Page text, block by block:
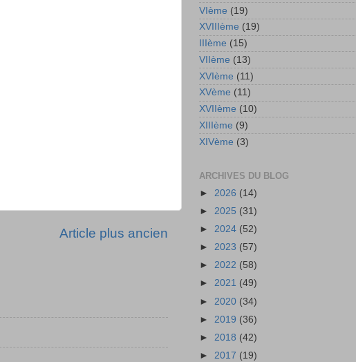
Article plus ancien
VIème (19)
XVIIIème (19)
IIIème (15)
VIIème (13)
XVIème (11)
XVème (11)
XVIIème (10)
XIIIème (9)
XIVème (3)
ARCHIVES DU BLOG
► 2026 (14)
► 2025 (31)
► 2024 (52)
► 2023 (57)
► 2022 (58)
► 2021 (49)
► 2020 (34)
► 2019 (36)
► 2018 (42)
► 2017 (19)